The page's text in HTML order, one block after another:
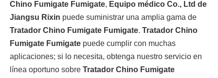
Chino Fumigate Fumigate, Equipo médico Co., Ltd de
Jiangsu Rixin puede suministrar una amplia gama de
Tratador Chino Fumigate Fumigate. Tratador Chino
Fumigate Fumigate puede cumplir con muchas
aplicaciones; si lo necesita, obtenga nuestro servicio en
línea oportuno sobre Tratador Chino Fumigate